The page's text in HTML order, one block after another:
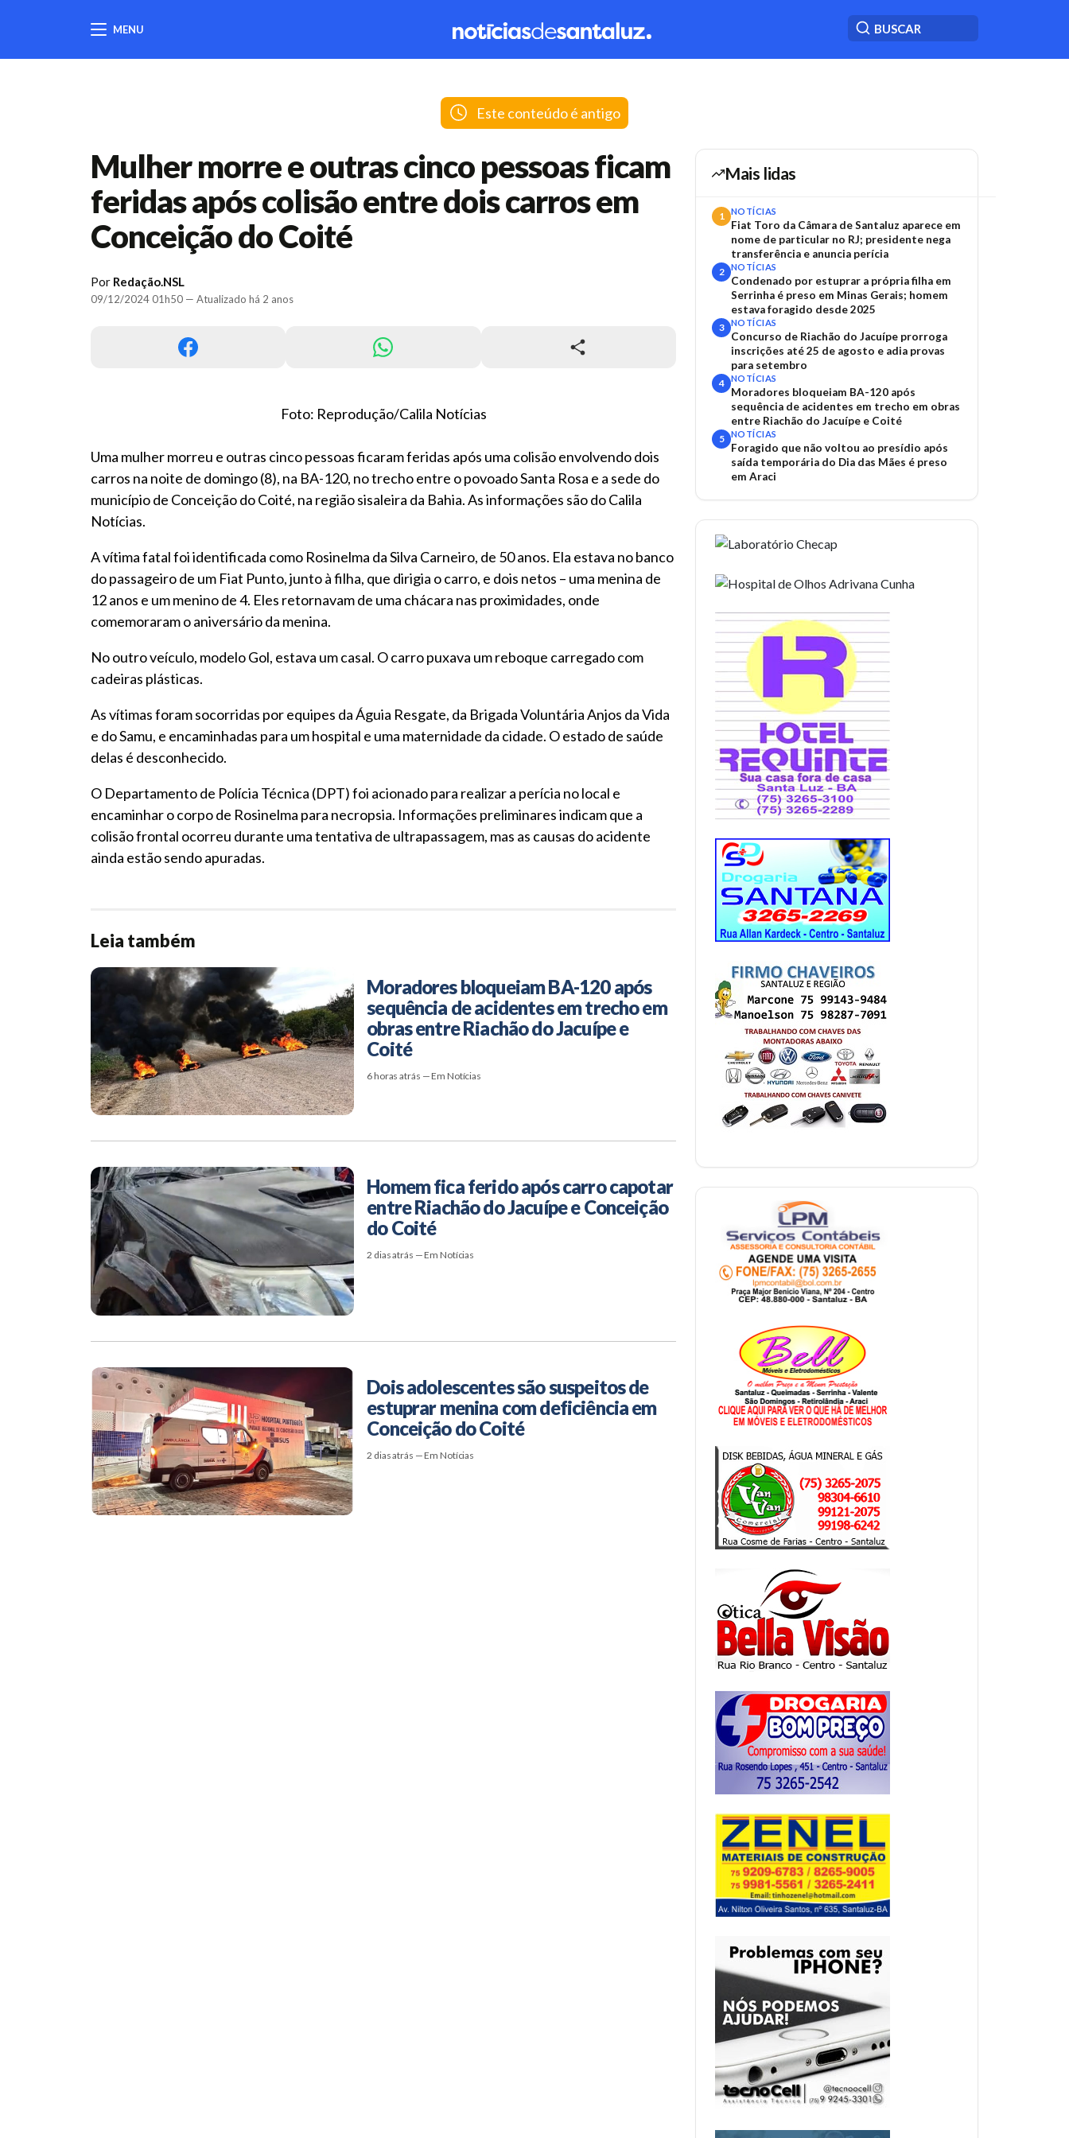
MENU
Este conteúdo é antigo
Mulher morre e outras cinco pessoas ficam
feridas após colisão entre dois carros em
Conceição do Coité
Por Redação.NSL
09/12/2024 01h50 — Atualizado há 2 anos
Foto: Reprodução/Calila Notícias
Uma mulher morreu e outras cinco pessoas ficaram feridas após uma colisão envolvendo dois
carros na noite de domingo (8), na BA-120, no trecho entre o povoado Santa Rosa e a sede do
município de Conceição do Coité, na região sisaleira da Bahia. As informações são do Calila
Notícias.
A vítima fatal foi identificada como Rosinelma da Silva Carneiro, de 50 anos. Ela estava no banco
do passageiro de um Fiat Punto, junto à filha, que dirigia o carro, e dois netos – uma menina de
12 anos e um menino de 4. Eles retornavam de uma chácara nas proximidades, onde
comemoraram o aniversário da menina.
No outro veículo, modelo Gol, estava um casal. O carro puxava um reboque carregado com
cadeiras plásticas.
As vítimas foram socorridas por equipes da Águia Resgate, da Brigada Voluntária Anjos da Vida
e do Samu, e encaminhadas para um hospital e uma maternidade da cidade. O estado de saúde
delas é desconhecido.
O Departamento de Polícia Técnica (DPT) foi acionado para realizar a perícia no local e
encaminhar o corpo de Rosinelma para necropsia. Informações preliminares indicam que a
colisão frontal ocorreu durante uma tentativa de ultrapassagem, mas as causas do acidente
ainda estão sendo apuradas.
Leia também
Moradores bloqueiam BA-120 após
sequência de acidentes em trecho em
obras entre Riachão do Jacuípe e
Coité
6 horas atrás — Em Notícias
Homem fica ferido após carro capotar
entre Riachão do Jacuípe e Conceição
do Coité
2 dias atrás — Em Notícias
Dois adolescentes são suspeitos de
estuprar menina com deficiência em
Conceição do Coité
2 dias atrás — Em Notícias
Mais lidas
1 NOTÍCIAS
Fiat Toro da Câmara de Santaluz aparece em
nome de particular no RJ; presidente nega
transferência e anuncia perícia
2 NOTÍCIAS
Condenado por estuprar a própria filha em
Serrinha é preso em Minas Gerais; homem
estava foragido desde 2025
3 NOTÍCIAS
Concurso de Riachão do Jacuípe prorroga
inscrições até 25 de agosto e adia provas
para setembro
4 NOTÍCIAS
Moradores bloqueiam BA-120 após
sequência de acidentes em trecho em obras
entre Riachão do Jacuípe e Coité
5 NOTÍCIAS
Foragido que não voltou ao presídio após
saída temporária do Dia das Mães é preso
em Araci